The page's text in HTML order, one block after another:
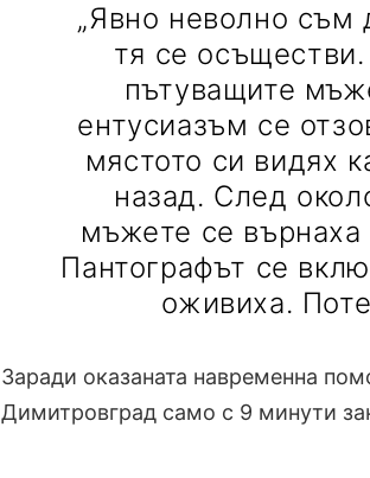
„Явно неволно съм
тя се
пътуващите
ентусиазъм се
мястото си видях
назад. След
мъжете се
Пантографът се
оживиха.
Заради оказаната навременна
Димитровград само с 9 минути